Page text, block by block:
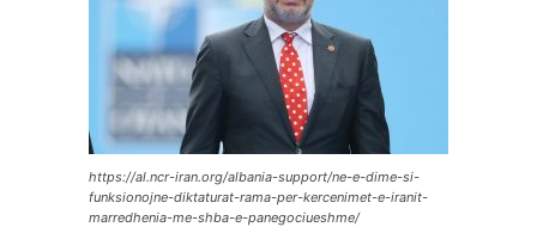
https://al.ncr-iran.org/albania-support/ne-e-dime-si-
funksionojne-diktaturat-rama-per-kercenimet-e-iranit-
marredhenia-me-shba-e-panegociueshme/